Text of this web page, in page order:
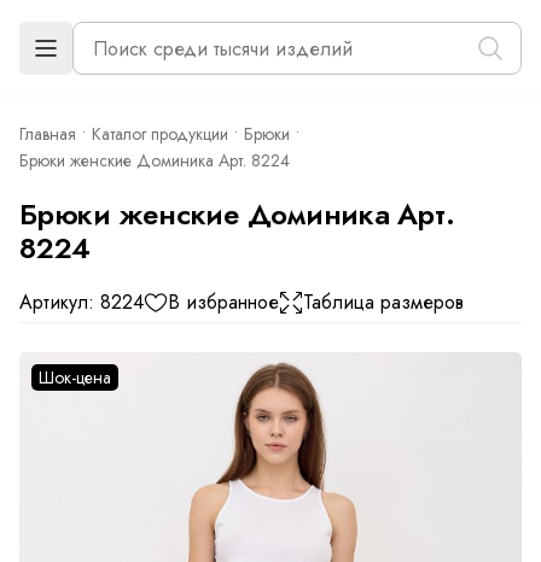
Главная Каталог продукции
Брюки
Брюки женские Доминика Арт. 8224
Брюки женские Доминика Арт.
8224
Артикул: 8224 В избранное Таблица размеров
Шок-цена